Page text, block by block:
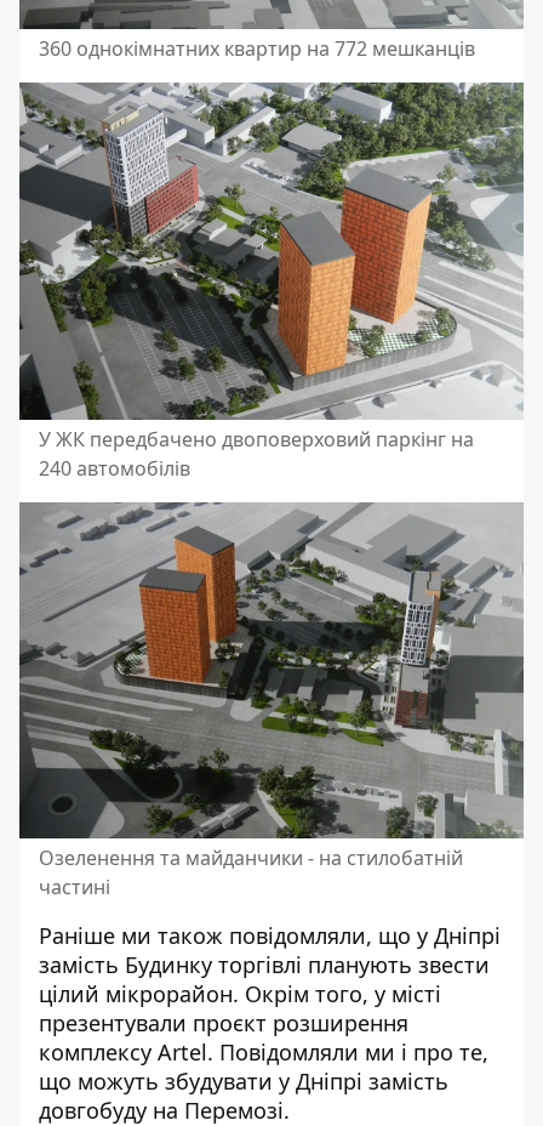
360 однокімнатних квартир на 772 мешканців
У ЖК передбачено двоповерховий паркінг на
240 автомобілів
Озеленення та майданчики - на стилобатній
частині
Раніше ми також повідомляли, що у Дніпрі
замість Будинку торгівлі планують звести
цілий мікрорайон. Окрім того, у місті
презентували проєкт розширення
комплексу Artel. Повідомляли ми і про те,
що можуть збудувати у Дніпрі замість
довгобуду на Перемозі.